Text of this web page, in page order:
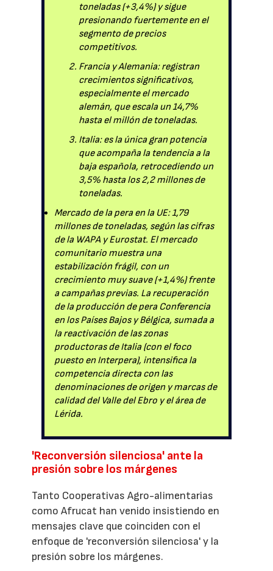
toneladas (+3,4%) y sigue
presionando fuertemente en el
segmento de precios
competitivos.
Francia y Alemania: registran
crecimientos significativos,
especialmente el mercado
alemán, que escala un 14,7%
hasta el millón de toneladas.
Italia: es la única gran potencia
que acompaña la tendencia a la
baja española, retrocediendo un
3,5% hasta los 2,2 millones de
toneladas.
Mercado de la pera en la UE: 1,79
millones de toneladas, según las cifras
de la WAPA y Eurostat. El mercado
comunitario muestra una
estabilización frágil, con un
crecimiento muy suave (+1,4%) frente
a campañas previas. La recuperación
de la producción de pera Conferencia
en los Países Bajos y Bélgica, sumada a
la reactivación de las zonas
productoras de Italia (con el foco
puesto en Interpera), intensifica la
competencia directa con las
denominaciones de origen y marcas de
calidad del Valle del Ebro y el área de
Lérida.
'Reconversión silenciosa' ante la
presión sobre los márgenes
Tanto Cooperativas Agro-alimentarias
como Afrucat han venido insistiendo en
mensajes clave que coinciden con el
enfoque de 'reconversión silenciosa' y la
presión sobre los márgenes.